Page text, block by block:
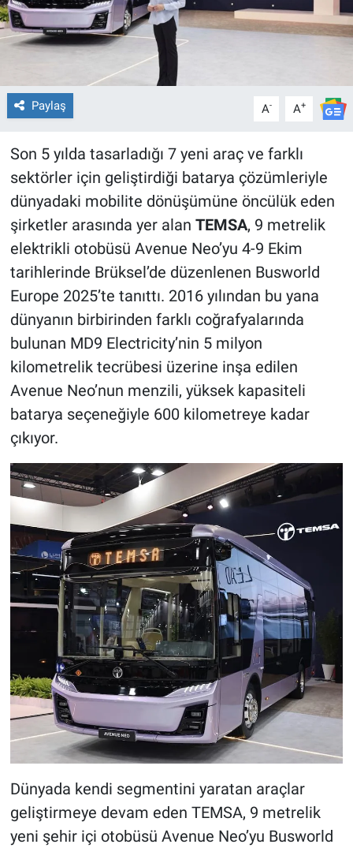
Paylaş A- A+
Son 5 yılda tasarladığı 7 yeni araç ve farklı
sektörler için geliştirdiği batarya çözümleriyle
dünyadaki mobilite dönüşümüne öncülük eden
şirketler arasında yer alan TEMSA, 9 metrelik
elektrikli otobüsü Avenue Neo’yu 4-9 Ekim
tarihlerinde Brüksel’de düzenlenen Busworld
Europe 2025’te tanıttı. 2016 yılından bu yana
dünyanın birbirinden farklı coğrafyalarında
bulunan MD9 Electricity’nin 5 milyon
kilometrelik tecrübesi üzerine inşa edilen
Avenue Neo’nun menzili, yüksek kapasiteli
batarya seçeneğiyle 600 kilometreye kadar
çıkıyor.
Dünyada kendi segmentini yaratan araçlar
geliştirmeye devam eden TEMSA, 9 metrelik
yeni şehir içi otobüsü Avenue Neo’yu Busworld